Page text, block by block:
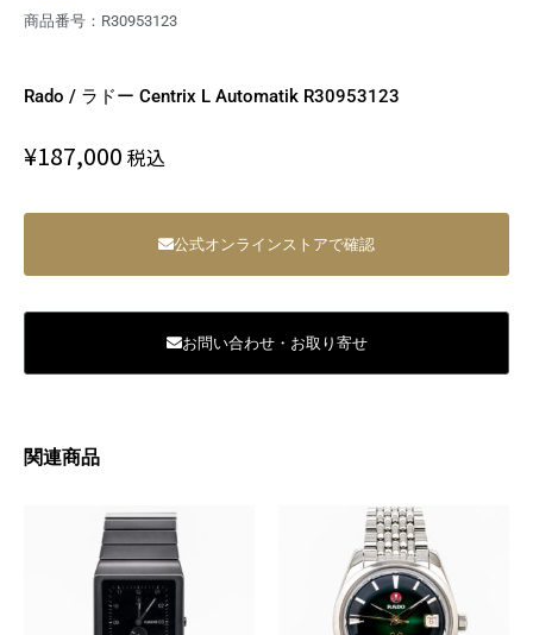
商品番号：R30953123
Rado / ラドー Centrix L Automatik R30953123
¥187,000 税込
公式オンラインストアで確認
お問い合わせ・お取り寄せ
関連商品